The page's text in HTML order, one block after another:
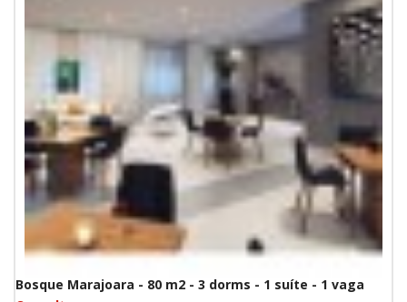
Bosque Marajoara - 80 m2 - 3 dorms - 1 suíte - 1 vaga